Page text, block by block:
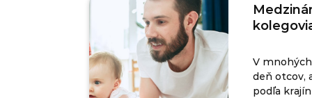
V
deň otcov,
podľa